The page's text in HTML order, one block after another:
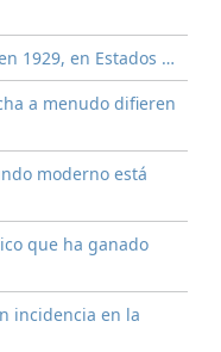
1929, en Estados …
a menudo difieren
moderno está
que ha ganado
incidencia en la